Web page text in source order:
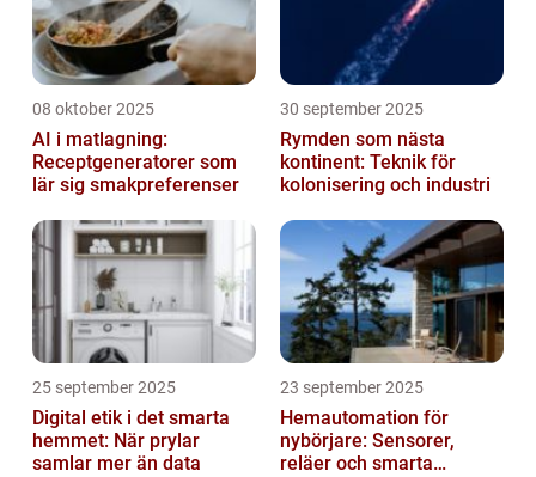
08 oktober 2025
AI i matlagning:
Receptgeneratorer som
lär sig smakpreferenser
30 september 2025
Rymden som nästa
kontinent: Teknik för
kolonisering och industri
25 september 2025
Digital etik i det smarta
hemmet: När prylar
samlar mer än data
23 september 2025
Hemautomation för
nybörjare: Sensorer,
reläer och smarta